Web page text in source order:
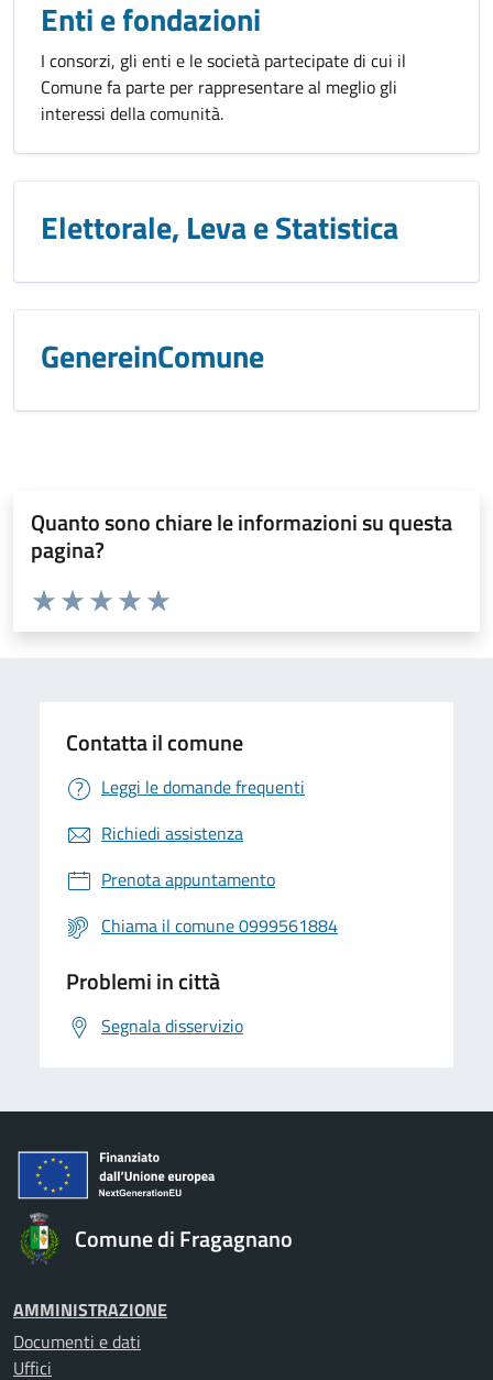
Enti e fondazioni
I consorzi, gli enti e le società partecipate di cui il
Comune fa parte per rappresentare al meglio gli
interessi della comunità.
Elettorale, Leva e Statistica
GenereinComune
Quanto sono chiare le informazioni su questa
pagina?
Valuta da 1 a 5 stelle la pagina
Valuta 5 stelle su 5
Valuta 4 stelle su 5
Valuta 3 stelle su 5
Valuta 2 stelle su 5
Valuta 1 stelle su 5
Contatta il comune
Leggi le domande frequenti
Richiedi assistenza
Prenota appuntamento
Chiama il comune 0999561884
Problemi in città
Segnala disservizio
Comune di Fragagnano
AMMINISTRAZIONE
Documenti e dati
Uffici